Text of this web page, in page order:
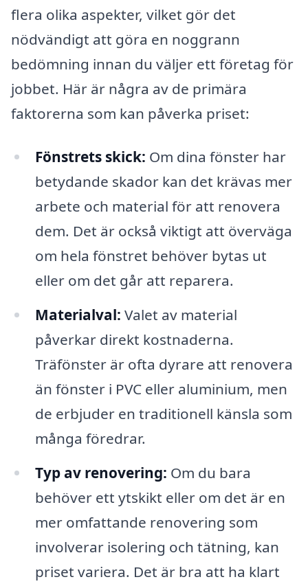
flera olika aspekter, vilket gör det
nödvändigt att göra en noggrann
bedömning innan du väljer ett företag för
jobbet. Här är några av de primära
faktorerna som kan påverka priset:
Fönstrets skick: Om dina fönster har
betydande skador kan det krävas mer
arbete och material för att renovera
dem. Det är också viktigt att överväga
om hela fönstret behöver bytas ut
eller om det går att reparera.
Materialval: Valet av material
påverkar direkt kostnaderna.
Träfönster är ofta dyrare att renovera
än fönster i PVC eller aluminium, men
de erbjuder en traditionell känsla som
många föredrar.
Typ av renovering: Om du bara
behöver ett ytskikt eller om det är en
mer omfattande renovering som
involverar isolering och tätning, kan
priset variera. Det är bra att ha klart